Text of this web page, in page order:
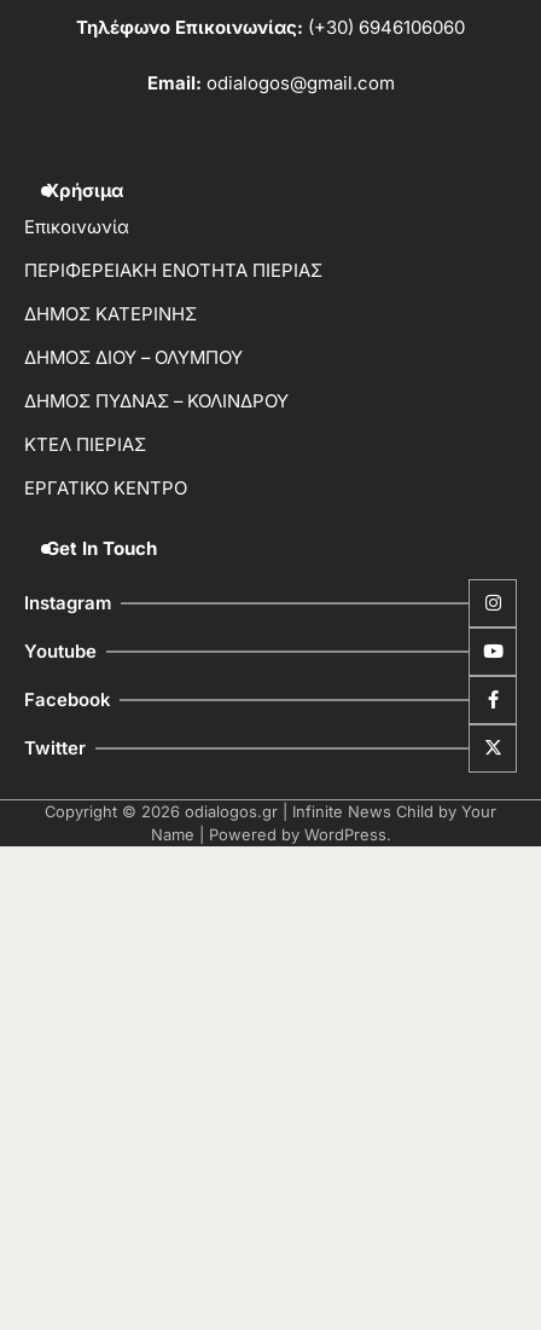
Τηλέφωνο Επικοινωνίας: (+30) 6946106060
Email: odialogos@gmail.com
Χρήσιμα
Επικοινωνία
ΠΕΡΙΦΕΡΕΙΑΚΗ ΕΝΟΤΗΤΑ ΠΙΕΡΙΑΣ
ΔΗΜΟΣ ΚΑΤΕΡΙΝΗΣ
ΔΗΜΟΣ ΔΙΟΥ – ΟΛΥΜΠΟΥ
ΔΗΜΟΣ ΠΥΔΝΑΣ – ΚΟΛΙΝΔΡΟΥ
ΚΤΕΛ ΠΙΕΡΙΑΣ
ΕΡΓΑΤΙΚΟ ΚΕΝΤΡΟ
Get In Touch
Instagram
Youtube
Facebook
Twitter
Copyright © 2026 odialogos.gr | Infinite News Child by Your
Name | Powered by WordPress.